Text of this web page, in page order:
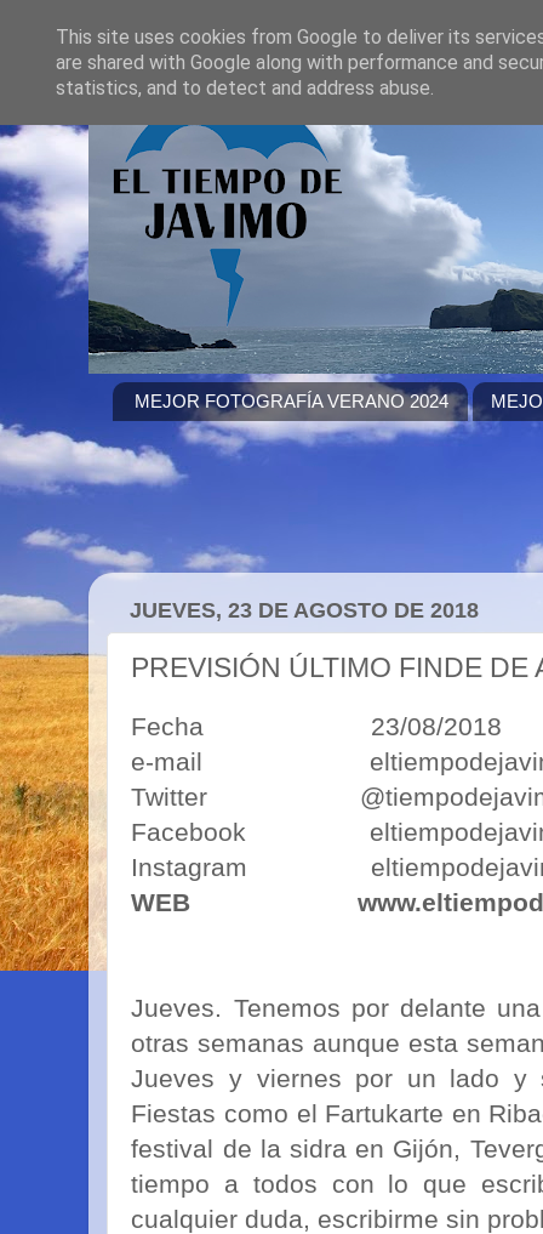
MEJOR FOTOGRAFÍA VERANO 2024
JUEVES, 23 DE AGOSTO DE 2018
PREVISIÓN ÚLTIMO FINDE DE
Fecha 23/08/2018
e-mail
Twitter
Facebook
Instagram
WEB
Jueves. Tenemos por delante
otras semanas aunque esta
Jueves y viernes por un lado y
Fiestas como el Fartukarte en
festival de la sidra en Gijón,
tiempo a todos con lo que
cualquier duda, escribirme sin
This site uses cookies from Google to deliver its
are shared with Google along with performance and
statistics, and to detect and address abuse.